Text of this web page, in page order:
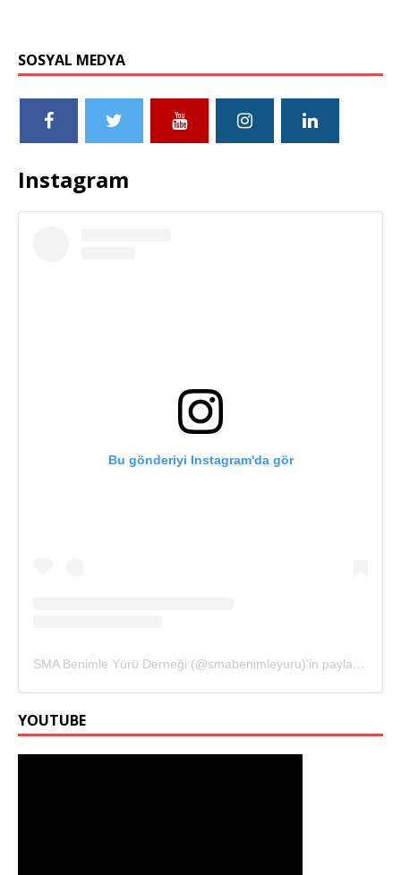
SOSYAL MEDYA
Instagram
Bu gönderiyi Instagram'da gör
SMA Benimle Yürü Derneği (@smabenimleyuru)'in paylaştığı bir gönderi
YOUTUBE